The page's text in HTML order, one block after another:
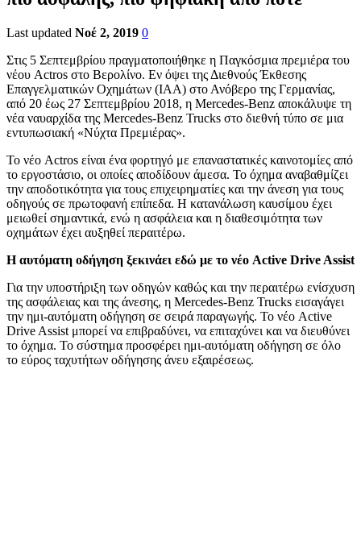
Last updated Νοέ 2, 2019 0
Στις 5 Σεπτεμβρίου πραγματοποιήθηκε η Παγκόσμια πρεμιέρα του
νέου Actros στο Βερολίνο. Εν όψει της Διεθνούς Έκθεσης
Επαγγελματικών Οχημάτων (ΙΑΑ) στο Ανόβερο της Γερμανίας,
από 20 έως 27 Σεπτεμβρίου 2018, η Mercedes-Benz αποκάλυψε τη
νέα ναυαρχίδα της Mercedes-Benz Trucks στο διεθνή τύπο σε μια
εντυπωσιακή «Νύχτα Πρεμιέρας».
Το νέο Actros είναι ένα φορτηγό με επαναστατικές καινοτομίες από
το εργοστάσιο, οι οποίες αποδίδουν άμεσα. Το όχημα αναβαθμίζει
την αποδοτικότητα για τους επιχειρηματίες και την άνεση για τους
οδηγούς σε πρωτοφανή επίπεδα. Η κατανάλωση καυσίμου έχει
μειωθεί σημαντικά, ενώ η ασφάλεια και η διαθεσιμότητα των
οχημάτων έχει αυξηθεί περαιτέρω.
Η αυτόματη οδήγηση ξεκινάει εδώ με το νέο Active Drive Assist
Για την υποστήριξη των οδηγών καθώς και την περαιτέρω ενίσχυση
της ασφάλειας και της άνεσης, η Mercedes-Benz Trucks εισαγάγει
την ημι-αυτόματη οδήγηση σε σειρά παραγωγής. Το νέο Active
Drive Assist μπορεί να επιβραδύνει, να επιταχύνει και να διευθύνει
το όχημα. Το σύστημα προσφέρει ημι-αυτόματη οδήγηση σε όλο
το εύρος ταχυτήτων οδήγησης άνευ εξαιρέσεως.